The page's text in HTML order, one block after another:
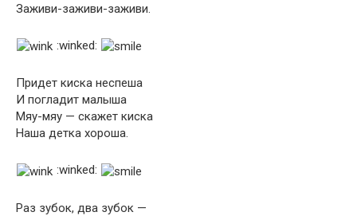
Заживи-заживи-заживи.
:winked:
Придет киска неспеша
И погладит малыша
Мяу-мяу — скажет киска
Наша детка хороша.
:winked:
Раз зубок, два зубок —